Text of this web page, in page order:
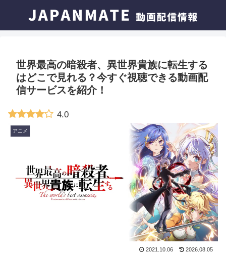
世界最高の暗殺者、異世界貴族に転生する
はどこで見れる？今すぐ視聴できる動画配
信サービスを紹介！
4.0
アニメ
2021.10.06 2026.08.05